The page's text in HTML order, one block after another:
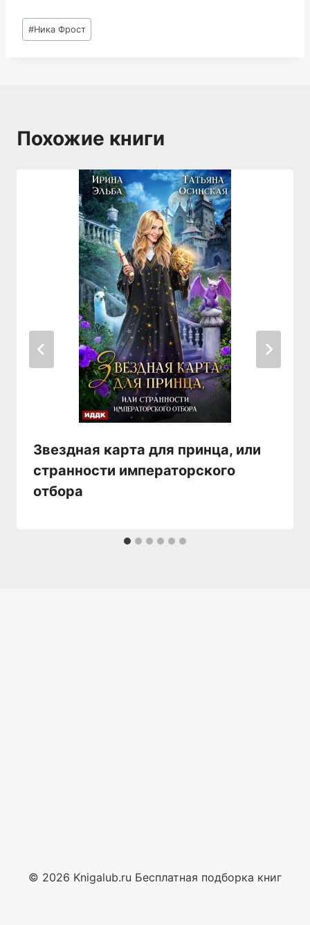
Метки
записи:
#Ника Фрост
Похожие книги
Звездная карта для принца, или
странности императорского
отбора
© 2026 Knigalub.ru Бесплатная подборка книг